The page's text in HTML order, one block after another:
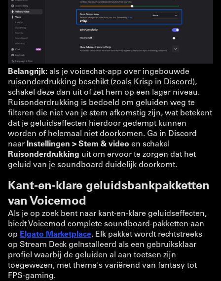
Belangrijk: als je voicechat-app over ingebouwde
ruisonderdrukking beschikt (zoals Krisp in Discord),
schakel deze dan uit of zet hem op een lager niveau.
Ruisonderdrukking is bedoeld om geluiden weg te
filteren die niet van je stem afkomstig zijn, wat betekent
dat je geluidseffecten hierdoor gedempt kunnen
worden of helemaal niet doorkomen. Ga in Discord
naar Instellingen > Stem & video en schakel
Ruisonderdrukking uit om ervoor te zorgen dat het
geluid van je soundboard duidelijk doorkomt.
Kant-en-klare geluidsbankpakketten
van Voicemod
Als je op zoek bent naar kant-en-klare geluidseffecten,
biedt Voicemod complete soundboard-pakketten aan
op Elgato Marketplace. Elk pakket wordt rechtstreeks
op Stream Deck geïnstalleerd als een gebruiksklaar
profiel waarbij de geluiden al aan toetsen zijn
toegewezen, met thema's variërend van fantasy tot
FPS-gaming.